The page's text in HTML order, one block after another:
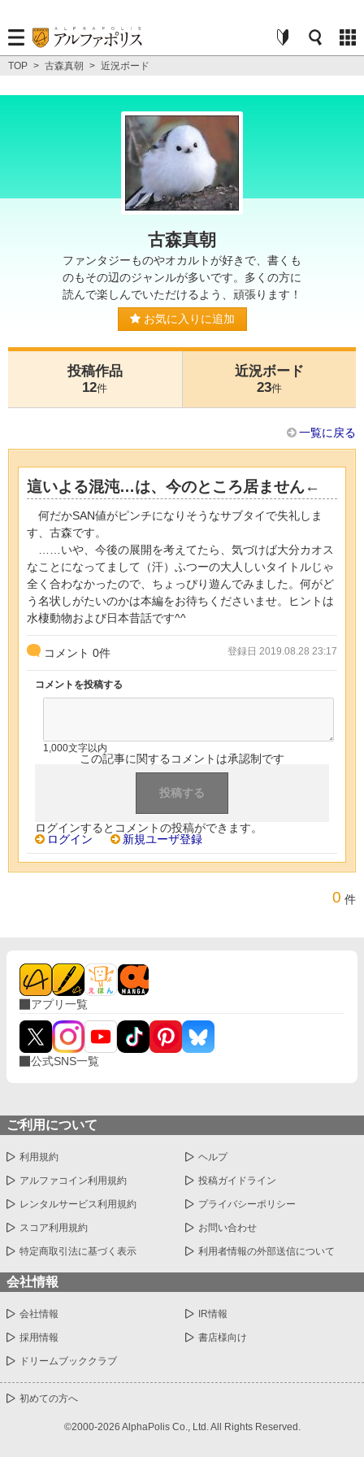
TOP > 古森真朝 > 近況ボード
古森真朝
ファンタジーものやオカルトが好きで、書くも
のもその辺のジャンルが多いです。多くの方に
読んで楽しんでいただけるよう、頑張ります！
お気に入りに追加
投稿作品
12件
近況ボード
23件
一覧に戻る
這いよる混沌…は、今のところ居ません←
何だかSAN値がピンチになりそうなサブタイで失礼しま
す、古森です。
……いや、今後の展開を考えてたら、気づけば大分カオス
なことになってまして（汗）ふつーの大人しいタイトルじゃ
全く合わなかったので、ちょっぴり遊んでみました。何がど
う名状しがたいのかは本編をお待ちくださいませ。ヒントは
水棲動物および日本昔話です^^
コメント 0件 登録日 2019.08.28 23:17
コメントを投稿する
1,000文字以内
この記事に関するコメントは承認制です
ログインするとコメントの投稿ができます。
ログイン
新規ユーザ登録
0 件
アプリ一覧
公式SNS一覧
ご利用について
利用規約 ヘルプ
アルファコイン利用規約 投稿ガイドライン
レンタルサービス利用規約 プライバシーポリシー
スコア利用規約 お問い合わせ
特定商取引法に基づく表示 利用者情報の外部送信について
会社情報
会社情報 IR情報
採用情報 書店様向け
ドリームブッククラブ
初めての方へ
©2000-2026 AlphaPolis Co., Ltd. All Rights Reserved.